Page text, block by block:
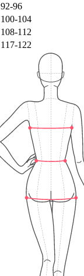
92-96
100-104
108-112
117-122